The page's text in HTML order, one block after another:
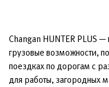
Changan HUNTER PLUS
грузовые возможности,
поездках по дорогам с
для работы, загородных